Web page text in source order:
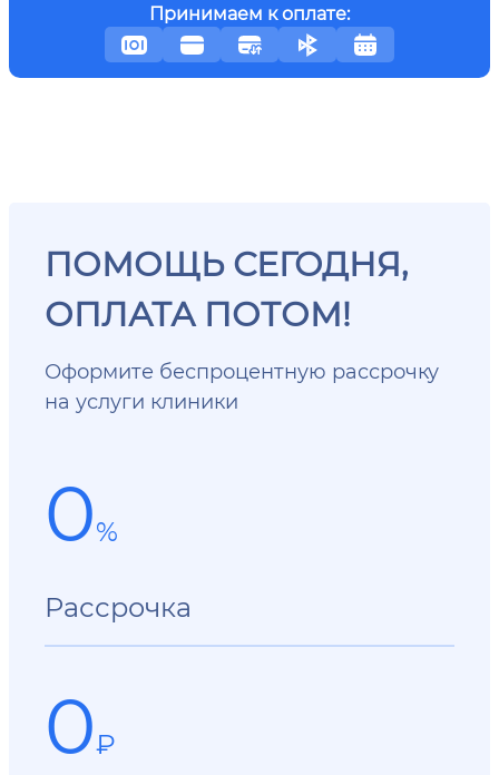
Принимаем к оплате:
ПОМОЩЬ СЕГОДНЯ,
ОПЛАТА ПОТОМ!
Оформите беспроцентную рассрочку
на услуги клиники
0%
Рассрочка
0₽